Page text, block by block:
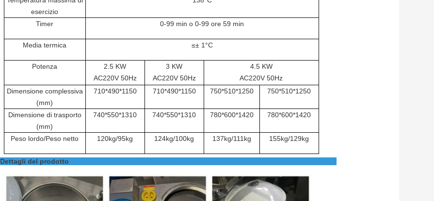
esercizio
Timer 0-99 min o 0-99 ore 59 min
Media termica ≤± 1°C
Potenza
2.5 KW
AC220V 50Hz
3 KW
AC220V 50Hz
4.5 KW
AC220V 50Hz
Dimensione complessiva
(mm)
710*490*1150 710*490*1150 750*510*1250 750*510*1250
Dimensione di trasporto
(mm)
740*550*1310 740*550*1310 780*600*1420 780*600*1420
Peso lordo/Peso netto 120kg/95kg 124kg/100kg 137kg/111kg 155kg/129kg
Dettagli del prodotto